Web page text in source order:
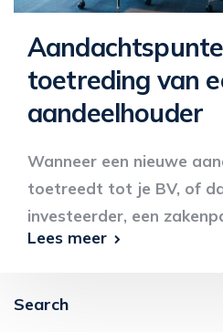
toetreding van
aandeelhouder
Wanneer een nieuwe
toetreedt tot je BV, of
investeerder, een
Lees meer
Search